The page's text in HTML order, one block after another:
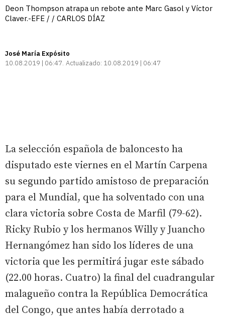
Deon Thompson atrapa un rebote ante Marc Gasol y Víctor
Claver.-EFE / / CARLOS DÍAZ
José María Expósito
10.08.2019 | 06:47 Actualizado: 10.08.2019 | 06:47
La selección española de baloncesto ha
disputado este viernes en el Martín Carpena
su segundo partido amistoso de preparación
para el Mundial, que ha solventado con una
clara victoria sobre Costa de Marfil (79-62).
Ricky Rubio y los hermanos Willy y Juancho
Hernangómez han sido los líderes de una
victoria que les permitirá jugar este sábado
(22.00 horas. Cuatro) la final del cuadrangular
malagueño contra la República Democrática
del Congo, que antes había derrotado a